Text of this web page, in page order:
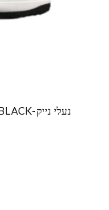
נעלי נייק-NIKE AIR LF1 DUCKBOOT GRAY BLACK